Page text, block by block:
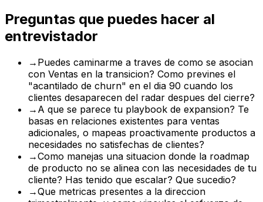
Preguntas que puedes hacer al
entrevistador
→ Puedes caminarme a traves de como se asocian
con Ventas en la transicion? Como prevines el
"acantilado de churn" en el dia 90 cuando los
clientes desaparecen del radar despues del cierre?
→ A que se parece tu playbook de expansion? Te
basas en relaciones existentes para ventas
adicionales, o mapeas proactivamente productos a
necesidades no satisfechas de clientes?
→Como manejas una situacion donde la roadmap
de producto no se alinea con las necesidades de tu
cliente? Has tenido que escalar? Que sucedio?
→Que metricas presentes a la direccion